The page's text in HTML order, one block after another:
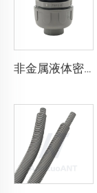
非金属液体密閉コンダクト ストレート